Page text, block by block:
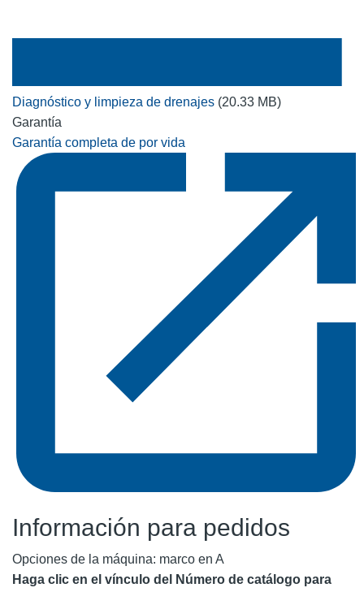
Diagnóstico y limpieza de drenajes (20.33 MB)
Garantía
Garantía completa de por vida
Información para pedidos
Opciones de la máquina: marco en A
Haga clic en el vínculo del Número de catálogo para